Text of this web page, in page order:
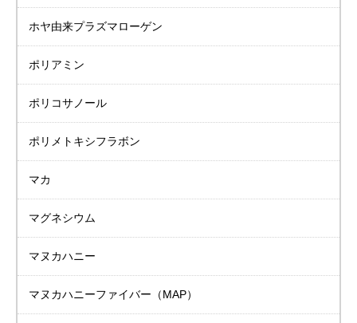
ホヤ由来プラズマローゲン
ポリアミン
ポリコサノール
ポリメトキシフラボン
マカ
マグネシウム
マヌカハニー
マヌカハニーファイバー（MAP）